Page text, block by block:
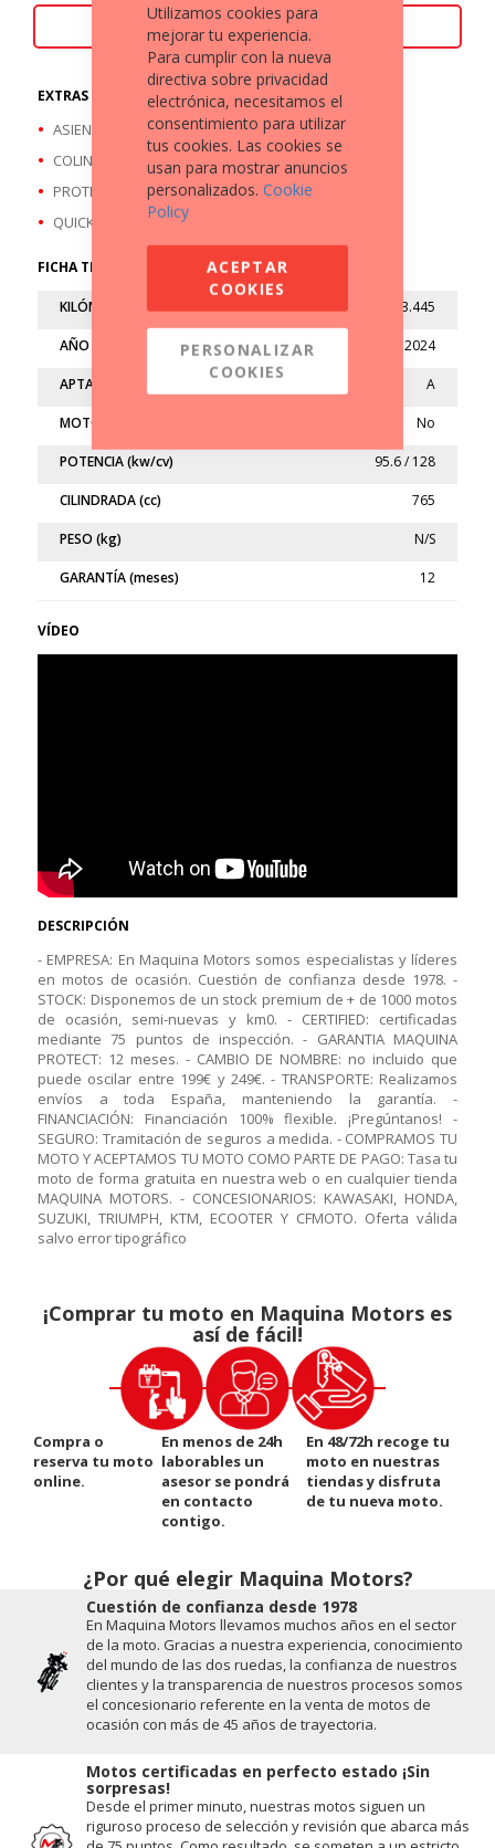
ACEPTAMOS TU MOTO COMO PARTE DE PAGO
EXTRAS A DESTACAR
ASIENTO DE PASAJERO
COLIN MONOPLAZA
PROTECTORES TOPES ANTI-CAÍDAS
QUICKSHIFTER
FICHA TÉCNICA
KILÓMETROS 13.445
AÑO 2024
APTA A
MOTO LIMITADA No
POTENCIA (kw/cv) 95.6 / 128
CILINDRADA (cc) 765
PESO (kg) N/S
GARANTÍA (meses) 12
VÍDEO
DESCRIPCIÓN
- EMPRESA: En Maquina Motors somos especialistas y líderes
en motos de ocasión. Cuestión de confianza desde 1978. -
STOCK: Disponemos de un stock premium de + de 1000 motos
de ocasión, semi-nuevas y km0. - CERTIFIED: certificadas
mediante 75 puntos de inspección. - GARANTIA MAQUINA
PROTECT: 12 meses. - CAMBIO DE NOMBRE: no incluido que
puede oscilar entre 199€ y 249€. - TRANSPORTE: Realizamos
envíos a toda España, manteniendo la garantía. -
FINANCIACIÓN: Financiación 100% flexible. ¡Pregúntanos! -
SEGURO: Tramitación de seguros a medida. - COMPRAMOS TU
MOTO Y ACEPTAMOS TU MOTO COMO PARTE DE PAGO: Tasa tu
moto de forma gratuita en nuestra web o en cualquier tienda
MAQUINA MOTORS. - CONCESIONARIOS: KAWASAKI, HONDA,
SUZUKI, TRIUMPH, KTM, ECOOTER Y CFMOTO. Oferta válida
salvo error tipográfico
¡Comprar tu moto en Maquina Motors es
así de fácil!
Compra o
reserva tu moto
online.
En menos de 24h
laborables un
asesor se pondrá
en contacto
contigo.
En 48/72h recoge tu
moto en nuestras
tiendas y disfruta
de tu nueva moto.
¿Por qué elegir Maquina Motors?
Cuestión de conﬁanza desde 1978
En Maquina Motors llevamos muchos años en el sector
de la moto. Gracias a nuestra experiencia, conocimiento
del mundo de las dos ruedas, la conﬁanza de nuestros
clientes y la transparencia de nuestros procesos somos
el concesionario referente en la venta de motos de
ocasión con más de 45 años de trayectoria.
Motos certificadas en perfecto estado ¡Sin
sorpresas!
Desde el primer minuto, nuestras motos siguen un
riguroso proceso de selección y revisión que abarca más
Utilizamos cookies para
mejorar tu experiencia.
Para cumplir con la nueva
directiva sobre privacidad
electrónica, necesitamos el
consentimiento para utilizar
tus cookies. Las cookies se
usan para mostrar anuncios
personalizados. Cookie
Policy
ACEPTAR
COOKIES
PERSONALIZAR
COOKIES